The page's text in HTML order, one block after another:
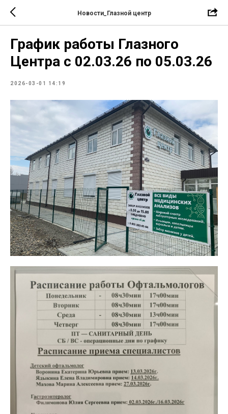
Новости_Глазной центр
График работы Глазного
Центра с 02.03.26 по 05.03.26
2026-03-01 14:19